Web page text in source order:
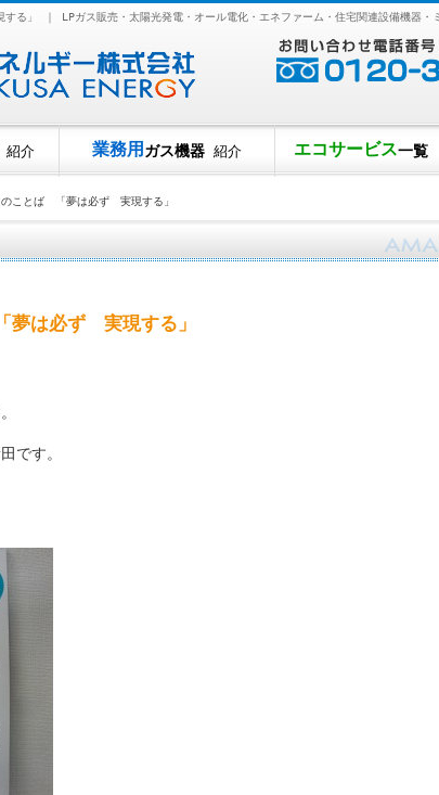
」 ｜ LPガス販売・太陽光発電・オール電化・エネファーム・住宅関連設備機器・
紹介 業務用 ガス機器 紹介 エコサービス一覧
ことば 「夢は必ず 実現する」
は必ず 実現する」
です。